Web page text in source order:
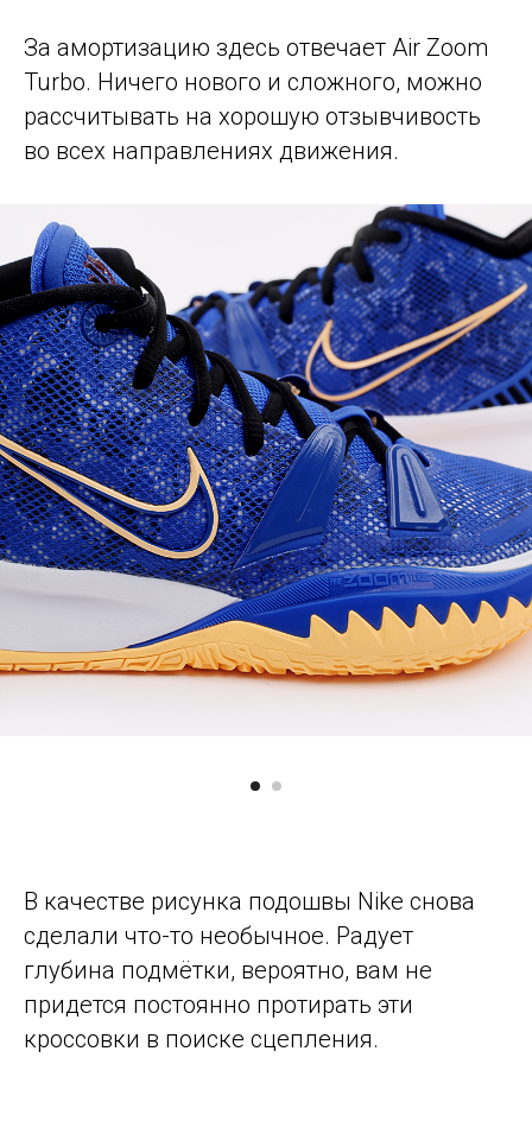
За амортизацию здесь отвечает Air Zoom
Turbo. Ничего нового и сложного, можно
рассчитывать на хорошую отзывчивость
во всех направлениях движения.
В качестве рисунка подошвы Nike снова
сделали что-то необычное. Радует
глубина подмётки, вероятно, вам не
придется постоянно протирать эти
кроссовки в поиске сцепления.